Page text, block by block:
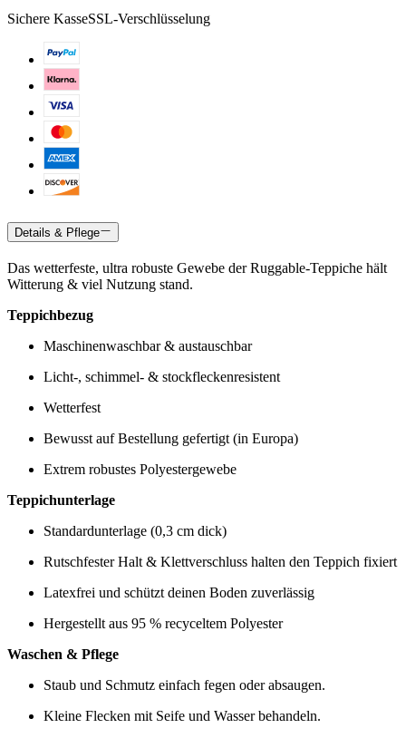
Sichere KasseSSL-Verschlüsselung
Details & Pflege
Das wetterfeste, ultra robuste Gewebe der Ruggable-Teppiche hält
Witterung & viel Nutzung stand.
Teppichbezug
Maschinenwaschbar & austauschbar
Licht-, schimmel- & stockfleckenresistent
Wetterfest
Bewusst auf Bestellung gefertigt (in Europa)
Extrem robustes Polyestergewebe
Teppichunterlage
Standardunterlage (0,3 cm dick)
Rutschfester Halt & Klettverschluss halten den Teppich fixiert
Latexfrei und schützt deinen Boden zuverlässig
Hergestellt aus 95 % recyceltem Polyester
Waschen & Pflege
Staub und Schmutz einfach fegen oder absaugen.
Kleine Flecken mit Seife und Wasser behandeln.